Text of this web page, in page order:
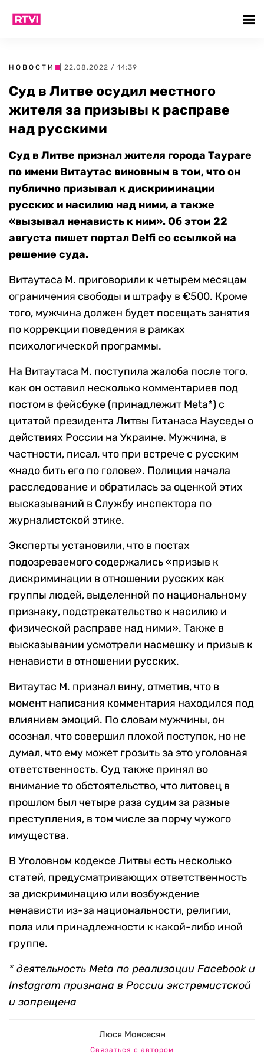
НОВОСТИ | 22.08.2022 / 14:39
Суд в Литве осудил местного
жителя за призывы к расправе
над русскими
Суд в Литве признал жителя города Таураге
по имени Витаутас виновным в том, что он
публично призывал к дискриминации
русских и насилию над ними, а также
«вызывал ненависть к ним». Об этом 22
августа пишет портал Delfi со ссылкой на
решение суда.
Витаутаса М. приговорили к четырем месяцам
ограничения свободы и штрафу в €500. Кроме
того, мужчина должен будет посещать занятия
по коррекции поведения в рамках
психологической программы.
На Витаутаса М. поступила жалоба после того,
как он оставил несколько комментариев под
постом в фейсбуке (принадлежит Meta*) с
цитатой президента Литвы Гитанаса Науседы о
действиях России на Украине. Мужчина, в
частности, писал, что при встрече с русским
«надо бить его по голове». Полиция начала
расследование и обратилась за оценкой этих
высказываний в Службу инспектора по
журналистской этике.
Эксперты установили, что в постах
подозреваемого содержались «призыв к
дискриминации в отношении русских как
группы людей, выделенной по национальному
признаку, подстрекательство к насилию и
физической расправе над ними». Также в
высказывании усмотрели насмешку и призыв к
ненависти в отношении русских.
Витаутас М. признал вину, отметив, что в
момент написания комментария находился под
влиянием эмоций. По словам мужчины, он
осознал, что совершил плохой поступок, но не
думал, что ему может грозить за это уголовная
ответственность. Суд также принял во
внимание то обстоятельство, что литовец в
прошлом был четыре раза судим за разные
преступления, в том числе за порчу чужого
имущества.
В Уголовном кодексе Литвы есть несколько
статей, предусматривающих ответственность
за дискриминацию или возбуждение
ненависти из-за национальности, религии,
пола или принадлежности к какой-либо иной
группе.
* деятельность Meta по реализации Facebook и
Instagram признана в России экстремистской
и запрещена
Люся Мовсесян
Связаться с автором